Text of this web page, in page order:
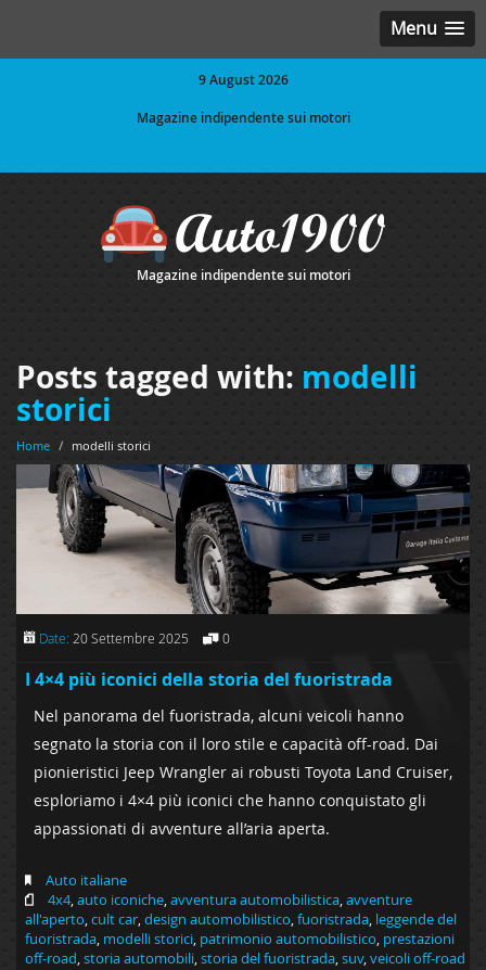
Menu
9 August 2026
Magazine indipendente sui motori
Magazine indipendente sui motori
Posts tagged with: modelli
storici
Home / modelli storici
Date: 20 Settembre 2025 0
I 4×4 più iconici della storia del fuoristrada
Nel panorama del fuoristrada, alcuni veicoli hanno
segnato la storia con il loro stile e capacità off-road. Dai
pionieristici Jeep Wrangler ai robusti Toyota Land Cruiser,
esploriamo i 4×4 più iconici che hanno conquistato gli
appassionati di avventure all’aria aperta.
Auto italiane
4x4,auto iconiche,avventura automobilistica,avventure
all'aperto,cult car,design automobilistico,fuoristrada, leggende del
fuoristrada, modelli storici, patrimonio automobilistico, prestazioni
off-road,storia automobili,storia del fuoristrada,suv,veicoli off-road